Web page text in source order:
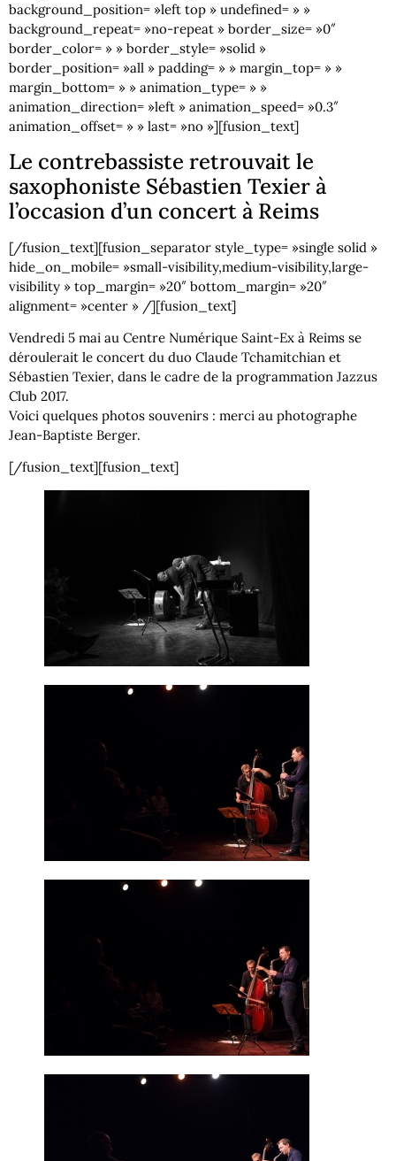
background_position= »left top » undefined= » »
background_repeat= »no-repeat » border_size= »0″
border_color= » » border_style= »solid »
border_position= »all » padding= » » margin_top= » »
margin_bottom= » » animation_type= » »
animation_direction= »left » animation_speed= »0.3″
animation_offset= » » last= »no »][fusion_text]
Le contrebassiste retrouvait le
saxophoniste Sébastien Texier à
l’occasion d’un concert à Reims
[/fusion_text][fusion_separator style_type= »single solid »
hide_on_mobile= »small-visibility,medium-visibility,large-
visibility » top_margin= »20″ bottom_margin= »20″
alignment= »center » /][fusion_text]
Vendredi 5 mai au Centre Numérique Saint-Ex à Reims se
déroulerait le concert du duo Claude Tchamitchian et
Sébastien Texier, dans le cadre de la programmation Jazzus
Club 2017.
Voici quelques photos souvenirs : merci au photographe
Jean-Baptiste Berger.
[/fusion_text][fusion_text]